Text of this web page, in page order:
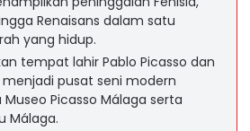
Renaisans dalam satu
yang hidup.
tempat lahir Pablo Picasso dan
pusat seni modern
Picasso Málaga serta
Málaga.